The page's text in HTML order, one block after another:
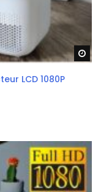
LCD 1080P